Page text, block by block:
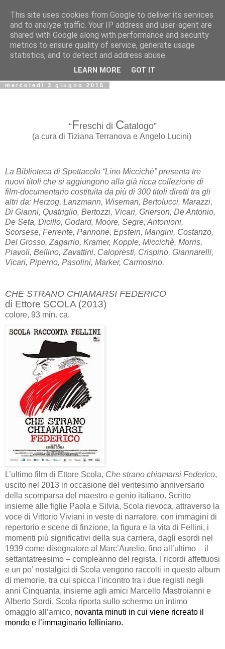
Biblio@rti in
Il Blog della Biblioteca di Area delle arti per condividere
informazioni iniziative incontri
mercoledì 3 giugno 2015
“Freschi di Catalogo”
(a cura di Tiziana Terranova e Angelo Lucini)
La Biblioteca di Spettacolo “Lino Miccichè” presenta tre
nuovi titoli che si aggiungono alla già ricca collezione di
film-documentario costituita da più di 300 titoli diretti tra gli
altri da: Herzog, Lanzmann, Wiseman, Bertolucci, Marazzi,
Di Gianni, Quatriglio, Bertozzi, Vicari, Grierson, De Antonio,
De Seta, Dicillo, Godard, Moore, Segre, Antonioni,
Scorsese, Ferrente, Pannone, Epstein, Mangini, Costanzo,
Del Grosso, Zagarrio, Kramer, Kopple, Miccichè, Morris,
Piavoli, Bellino, Zavattini, Calopresti, Crispino, Giannarelli,
Vicari, Piperno, Pasolini, Marker, Carmosino.
CHE STRANO CHIAMARSI FEDERICO
di Ettore SCOLA (2013)
colore, 93 min. ca.
L’ultimo film di Ettore Scola, Che strano chiamarsi Federico,
uscito nel 2013 in occasione del ventesimo anniversario
della scomparsa del maestro e genio italiano. Scritto
insieme alle figlie Paola e Silvia, Scola rievoca, attraverso la
voce di Vittorio Viviani in veste di narratore, con immagini di
repertorio e scene di finzione, la figura e la vita di Fellini, i
momenti più significativi della sua carriera, dagli esordi nel
1939 come disegnatore al Marc’Aurelio, fino all’ultimo – il
settantatreesimo – compleanno del regista. I ricordi affettuosi
e un po’ nostalgici di Scola vengono raccolti in questo album
di memorie, tra cui spicca l’incontro tra i due registi negli
anni Cinquanta, insieme agli amici Marcello Mastroianni e
Alberto Sordi. Scola riporta sullo schermo un intimo
omaggio all’amico, novanta minuti in cui viene ricreato il
mondo e l’immaginario felliniano.
This site uses cookies from Google to deliver its services
and to analyze traffic. Your IP address and user-agent are
shared with Google along with performance and security
metrics to ensure quality of service, generate usage
statistics, and to detect and address abuse.
LEARN MORE GOT IT